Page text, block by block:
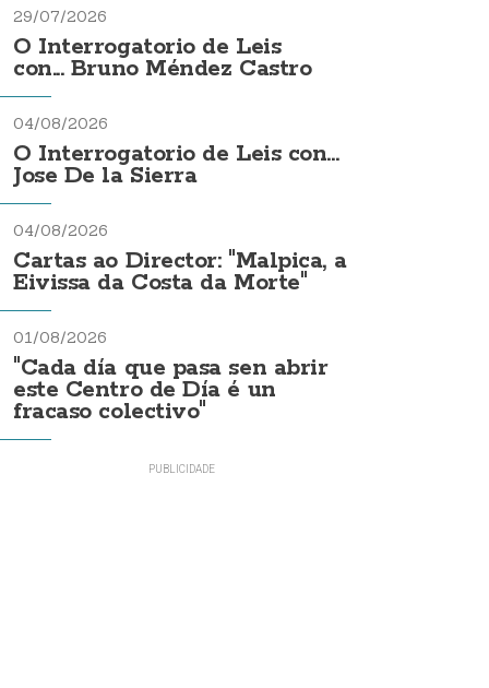
29/07/2026
O Interrogatorio de Leis
con... Bruno Méndez Castro
04/08/2026
O Interrogatorio de Leis con...
Jose De la Sierra
04/08/2026
Cartas ao Director: "Malpica, a
Eivissa da Costa da Morte"
01/08/2026
"Cada día que pasa sen abrir
este Centro de Día é un
fracaso colectivo"